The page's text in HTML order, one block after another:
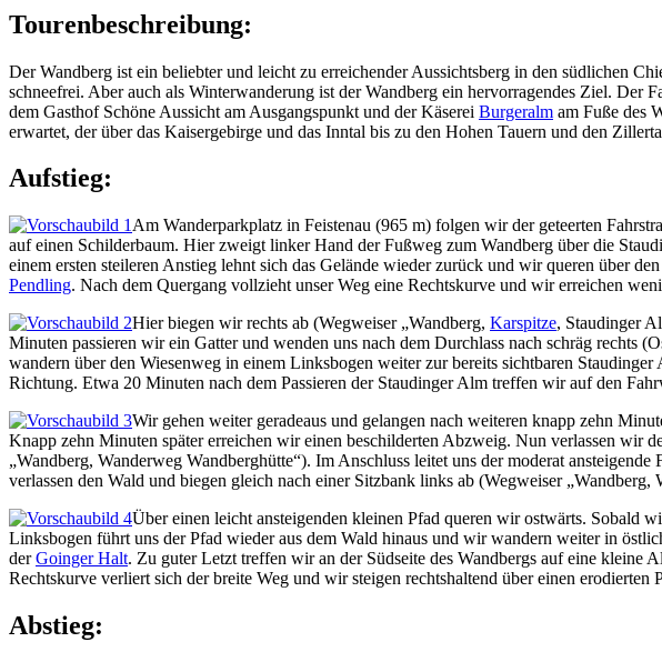
Tourenbeschreibung:
Der Wandberg ist ein beliebter und leicht zu erreichender Aussichtsberg in den südlichen
schneefrei. Aber auch als Winterwanderung ist der Wandberg ein hervorragendes Ziel. Der
dem Gasthof Schöne Aussicht am Ausgangspunkt und der Käserei Burgeralm am Fuße des
erwartet, der über das Kaisergebirge und das Inntal bis zu den Hohen Tauern und den
Aufstieg:
Am Wanderparkplatz in Feistenau (965 m) folgen wir der geteerten
auf einen Schilderbaum. Hier zweigt linker Hand der Fußweg zum Wandberg über die
einem ersten steileren Anstieg lehnt sich das Gelände wieder zurück und wir queren über
Pendling. Nach dem Quergang vollzieht unser Weg eine Rechtskurve und wir erreichen
Hier biegen wir rechts ab (Wegweiser „Wandberg, Karspitze, Staudinger
Minuten passieren wir ein Gatter und wenden uns nach dem Durchlass nach schräg rechts
wandern über den Wiesenweg in einem Linksbogen weiter zur bereits sichtbaren
Richtung. Etwa 20 Minuten nach dem Passieren der Staudinger Alm treffen wir auf den
Wir gehen weiter geradeaus und gelangen nach weiteren knapp zehn
Knapp zehn Minuten später erreichen wir einen beschilderten Abzweig. Nun verlassen wir
„Wandberg, Wanderweg Wandberghütte“). Im Anschluss leitet uns der moderat
verlassen den Wald und biegen gleich nach einer Sitzbank links ab (Wegweiser „Wandberg,
Über einen leicht ansteigenden kleinen Pfad queren wir ostwärts. Sobald
Linksbogen führt uns der Pfad wieder aus dem Wald hinaus und wir wandern weiter in
derGoinger Halt. Zu guter Letzt treffen wir an der Südseite des Wandbergs auf eine
Rechtskurve verliert sich der breite Weg und wir steigen rechtshaltend über einen
Abstieg: